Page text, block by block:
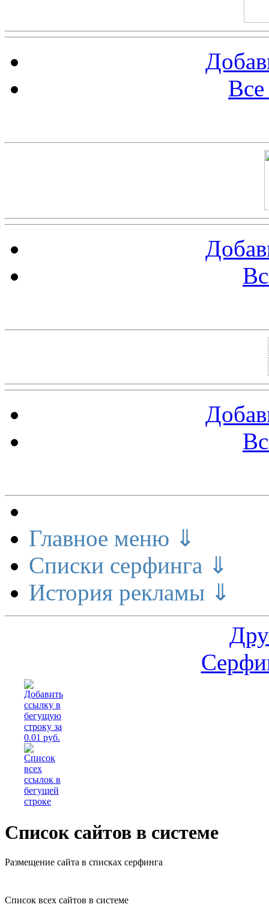
Главное меню ⇓
Списки серфинга ⇓
История рекламы ⇓
Список сайтов в системе
Размещение сайта в списках серфинга
Список всех сайтов в системе